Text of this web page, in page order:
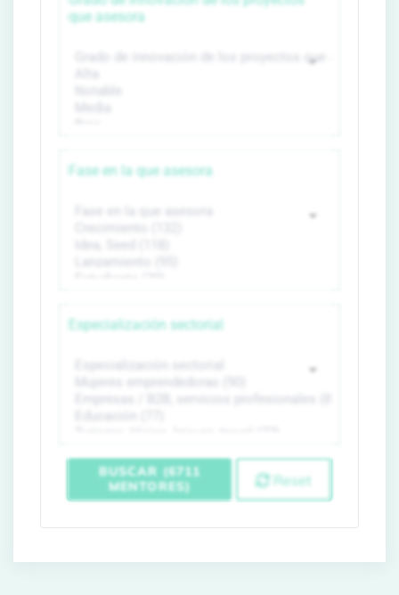
que asesora
Fase en la que asesora
Especialización sectorial
BUSCAR (6711
MENTORES)
Reset